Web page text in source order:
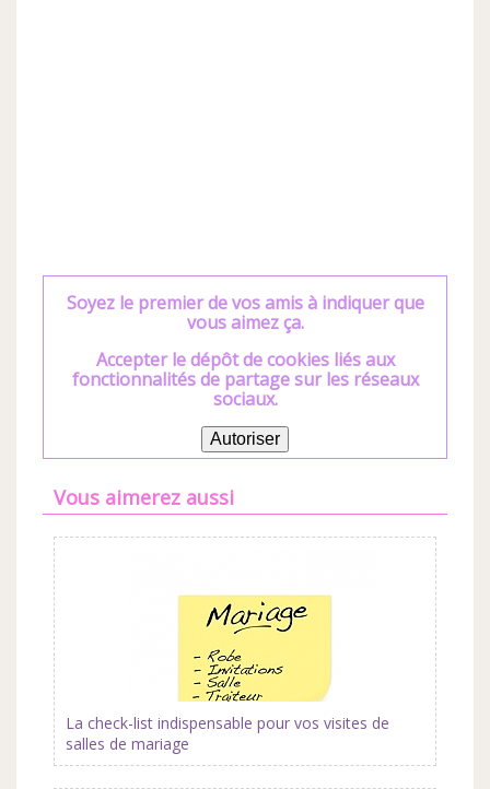
Soyez le premier de vos amis à indiquer que
vous aimez ça.
Accepter le dépôt de cookies liés aux
fonctionnalités de partage sur les réseaux
sociaux.
Autoriser
Vous aimerez aussi
La check-list indispensable pour vos visites de
salles de mariage